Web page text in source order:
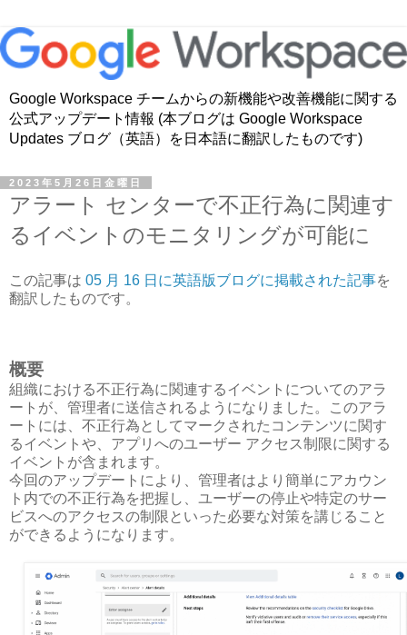
Google Workspace チームからの新機能や改善機能に関する
公式アップデート情報 (本ブログは Google Workspace
Updates ブログ（英語）を日本語に翻訳したものです)
2023年5月26日金曜日
アラート センターで不正行為に関連す
るイベントのモニタリングが可能に
この記事は 05 月 16 日に英語版ブログに掲載された記事を
翻訳したものです。
概要
組織における不正行為に関連するイベントについてのアラ
ートが、管理者に送信されるようになりました。このアラ
ートには、不正行為としてマークされたコンテンツに関す
るイベントや、アプリへのユーザー アクセス制限に関する
イベントが含まれます。
今回のアップデートにより、管理者はより簡単にアカウン
ト内での不正行為を把握し、ユーザーの停止や特定のサー
ビスへのアクセスの制限といった必要な対策を講じること
ができるようになります。